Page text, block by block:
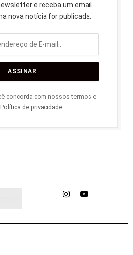
e receba um email
nova notícia for publicada.
concorda com nossos termos e
Política de privacidade.
InstagramYouTube